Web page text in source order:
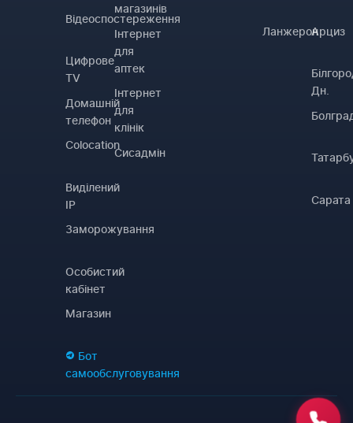
Відеоспостереження
Цифрове
TV
Домашній
телефон
Colocation
Виділений
IP
Заморожування
Особистий
кабінет
Магазин
Бот
самообслуговування
магазинів
Інтернет
для
аптек
Інтернет
для
клінік
Сисадмін
ЛанжеронАрциз
Дн.
Сарата